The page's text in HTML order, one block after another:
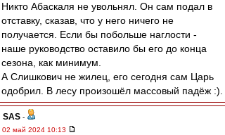
Никто Абаскаля не увольнял. Он сам подал в
отставку, сказав, что у него ничего не
получается. Если бы побольше наглости -
наше руководство оставило бы его до конца
сезона, как минимум.
А Слишкович не жилец, его сегодня сам Царь
одобрил. В лесу произошёл массовый падёж :).
SAS -
02 май 2024 10:13